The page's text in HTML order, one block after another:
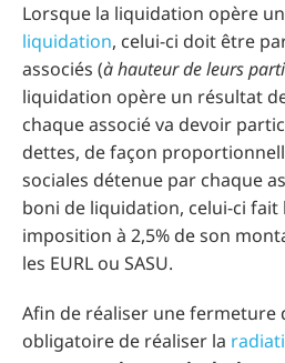
Lorsque la liquidation opère
liquidation, celui-ci doit être
associés (à hauteur de leurs
liquidation opère un résultat
chaque associé va devoir
dettes, de façon
sociales détenue par chaque
boni de liquidation, celui-ci fait
imposition à 2,5% de son
les EURL ou SASU.
Afin de réaliser une fermeture
obligatoire de réaliser la